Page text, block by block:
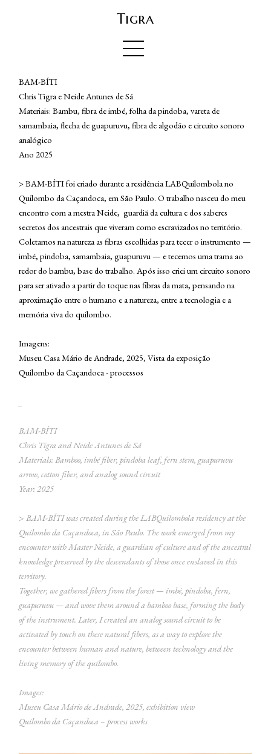
Tigra
BAM-BÍTI
Chris Tigra e Neide Antunes de Sá
Materiais: Bambu, fibra de imbé, folha da pindoba, vareta de
samambaia, flecha de guapuruvu, fibra de algodão e circuito sonoro
analógico
Ano 2025
> BAM-BÍTI foi criado durante a residência LABQuilombola no
Quilombo da Caçandoca, em São Paulo. O trabalho nasceu do meu
encontro com a mestra Neide, guardiã da cultura e dos saberes
secretos dos ancestrais que viveram como escravizados no território.
Coletamos na natureza as fibras escolhidas para tecer o instrumento —
imbé, pindoba, samambaia, guapuruvu — e tecemos uma trama ao
redor do bambu, base do trabalho. Após isso criei um circuito sonoro
para ser ativado a partir do toque nas fibras da mata, pensando na
aproximação entre o humano e a natureza, entre a tecnologia e a
memória viva do quilombo.
Imagens:
Museu Casa Mário de Andrade, 2025, Vista da exposição
Quilombo da Caçandoca - processos
BAM-BÍTI
Chris Tigra and Neide Antunes de Sá
Materials: Bamboo, imbé fiber, pindoba leaf, fern stem, guapuruvu
arrow, cotton fiber, and analog sound circuit
Year: 2025
> BAM-BÍTI was created during the LABQuilombola residency at the
Quilombo da Caçandoca, in São Paulo. The work emerged from my
encounter with Master Neide, a guardian of culture and of the ancestral
knowledge preserved by the descendants of those once enslaved in this
territory.
Together, we gathered fibers from the forest — imbé, pindoba, fern,
guapuruvu — and wove them around a bamboo base, forming the body
of the instrument. Later, I created an analog sound circuit to be
activated by touch on these natural fibers, as a way to explore the
encounter between human and nature, between technology and the
living memory of the quilombo.
Images:
Museu Casa Mário de Andrade, 2025, exhibition view
Quilombo da Caçandoca – process works